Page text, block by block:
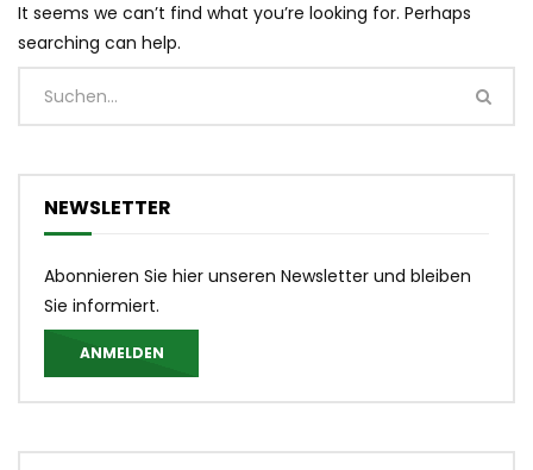
It seems we can’t find what you’re looking for. Perhaps
searching can help.
NEWSLETTER
Abonnieren Sie hier unseren Newsletter und bleiben
Sie informiert.
ANMELDEN